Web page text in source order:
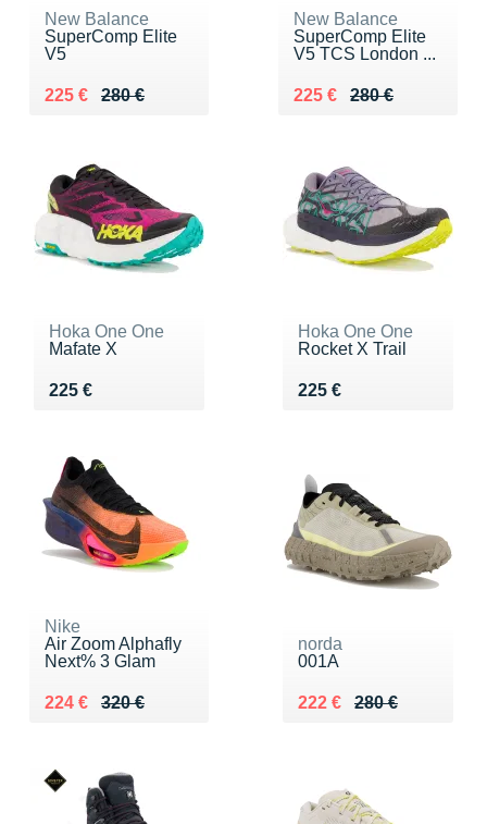
New Balance
SuperComp Elite
V5
280 €
Au lieu de 280 €
225 €
Vendu 225 €
New Balance
SuperComp Elite
V5 TCS London ...
280 €
Au lieu de 280 €
225 €
Vendu 225 €
Hoka One One
Mafate X
225 €
Vendu 225 €
Hoka One One
Rocket X Trail
225 €
Vendu 225 €
Nike
Air Zoom Alphafly
Next% 3 Glam
320 €
Au lieu de 320 €
224 €
Vendu 224 €
norda
001A
280 €
Au lieu de 280 €
222 €
Vendu 222 €